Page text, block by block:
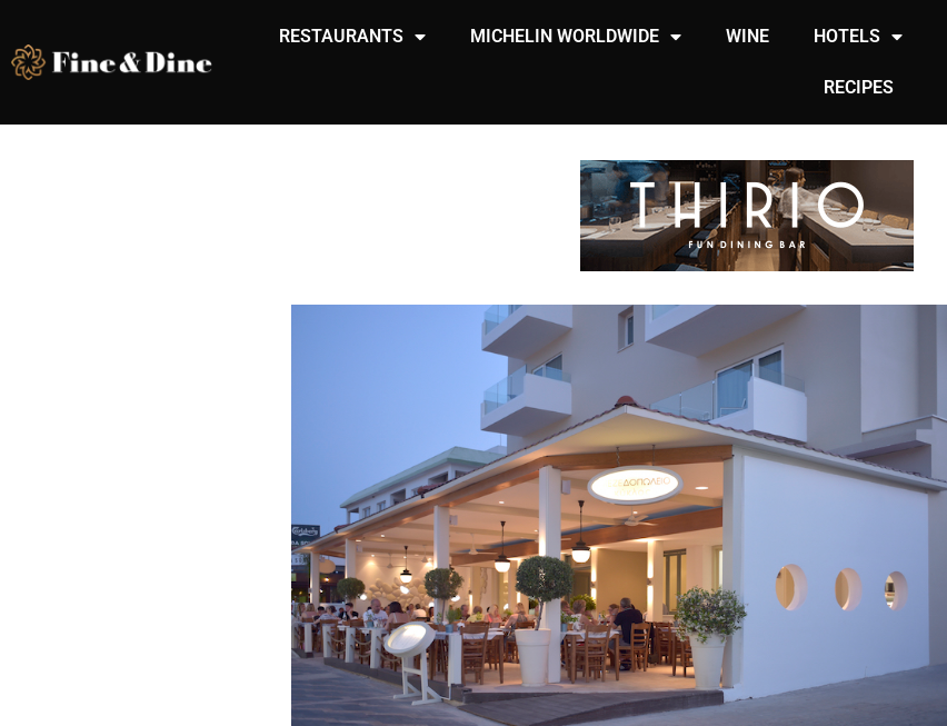
RESTAURANTS MICHELIN WORLDWIDE WINE HOTELS
RECIPES